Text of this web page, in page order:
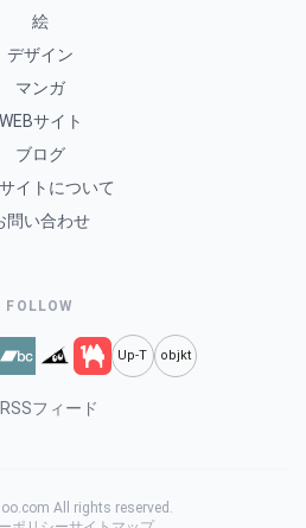
絵
デザイン
マンガ
WEBサイト
ブログ
イトについて
問い合わせ
FOLLOW
Up-T objkt
RSSフィード
All rights reserved.